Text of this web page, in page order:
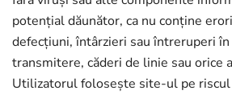
potențial dăunător, ca nu conține
defecțiuni, întârzieri sau întreruperi în
transmitere, căderi de linie sau orice
Utilizatorul folosește site-ul pe